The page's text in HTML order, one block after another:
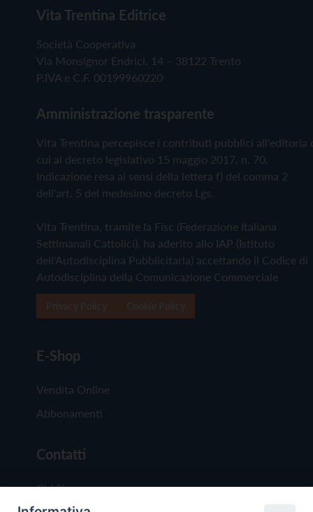
Vita Trentina Editrice
Società Cooperativa
Via Monsignor Endrici, 14 – 38122 Trento
P.IVA e C.F. 00199960220
Amministrazione trasparente
Vita Trentina percepisce i contributi pubblici all'editoria
cui al decreto legislativo 15 maggio 2017, n. 70.
Indicazione resa ai sensi della lettera f) del comma 2
dell'art. 5 del medesimo decreto Lgs.
Vita Trentina, tramite la Fisc (Federazione Italiana
Settimanali Cattolici), ha aderito allo IAP (Istituto
dell'Autodisciplina Pubblicitaria) accettando il Codice di
Autodisciplina della Comunicazione Commerciale
E-Shop
Vendita Online
Abbonamenti
Contatti
Chi Siamo